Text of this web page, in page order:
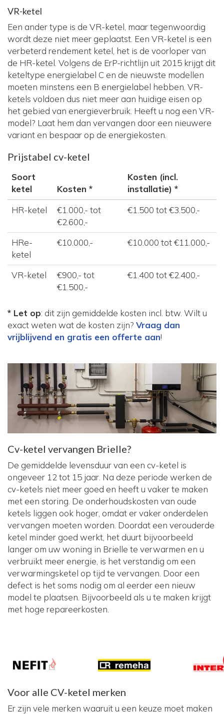
VR-ketel
Een ander type is de VR-ketel, maar tegenwoordig
wordt deze niet meer geplaatst. Een VR-ketel is een
verbeterd rendement ketel, het is de voorloper van
de HR-ketel. Volgens de ErP-richtlijn uit 2015 krijgt dit
keteltype energielabel C en de nieuwste modellen
moeten minstens een B energielabel hebben. VR-
ketels voldoen dus niet meer aan huidige eisen op
het gebied van energieverbruik. Heeft u nog een VR-
model? Laat hem dan vervangen door een nieuwere
variant en bespaar op de energiekosten.
Prijstabel cv-ketel
Soort
ketel
Kosten *
Kosten (incl.
installatie) *
HR-ketel
€1.000,- tot
€2.600,-
€1.500 tot €3.500,-
HRe-
ketel
€10.000,- €10.000 tot €11.000,-
VR-ketel
€900,- tot
€1.500,-
€1.400 tot €2.400,-
* Let op: dit zijn gemiddelde kosten incl. btw. Wilt u
exact weten wat de kosten zijn? Vraag dan
vrijblijvend en gratis een offerte aan!
Cv-ketel vervangen Brielle?
De gemiddelde levensduur van een cv-ketel is
ongeveer 12 tot 15 jaar. Na deze periode werken de
cv-ketels niet meer goed en heeft u vaker te maken
met een storing. De onderhoudskosten van oude
ketels liggen ook hoger, omdat er vaker onderdelen
vervangen moeten worden. Doordat een verouderde
ketel minder goed werkt, het duurt bijvoorbeeld
langer om uw woning in Brielle te verwarmen en u
verbruikt meer energie, is het verstandig om een
verwarmingsketel op tijd te vervangen. Door een
defect is het soms nodig om al eerder een nieuw
model te plaatsen. Bijvoorbeeld als u te maken krijgt
met hoge repareerkosten.
Voor alle CV-ketel merken
Er zijn vele merken waaruit u een keuze moet maken